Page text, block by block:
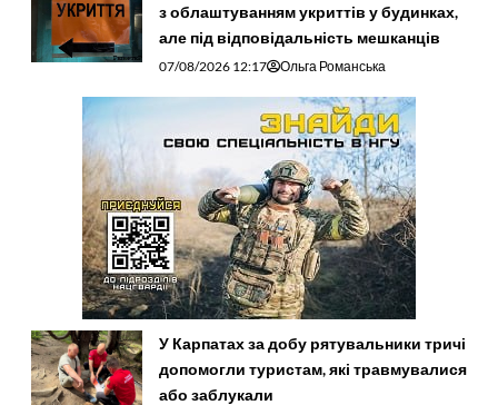
з облаштуванням укриттів у будинках,
але під відповідальність мешканців
07/08/2026 12:17 Ольга Романська
У Карпатах за добу рятувальники тричі
допомогли туристам, які травмувалися
або заблукали